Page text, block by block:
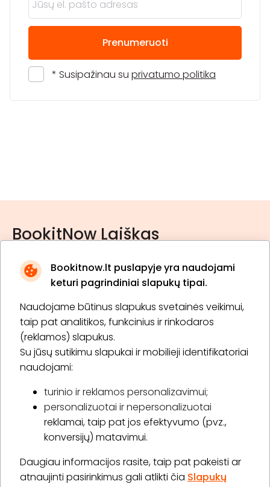
Bookitnow.lt puslapyje yra naudojami
keturi pagrindiniai slapukų tipai.
Naudojame būtinus slapukus svetainės veikimui,
taip pat analitikos, funkcinius ir rinkodaros
(reklamos) slapukus.
Su jūsų sutikimu slapukai ir mobilieji identifikatoriai
naudojami:
turinio ir reklamos personalizavimui;
personalizuotai ir nepersonalizuotai
reklamai, taip pat jos efektyvumo (pvz.,
konversijų) matavimui.
Daugiau informacijos rasite, taip pat pakeisti ar
atnaujinti pasirinkimus gali atlikti čia Slapukų
Prenumeruoti
* Susipažinau su privatumo politika
BookitNow Laiškas
* Susipažinau su privatumo politika
Prenumeruoti
Apie „BookitNow“
Informacija
„GERA DOVANA“ GRUPĖ